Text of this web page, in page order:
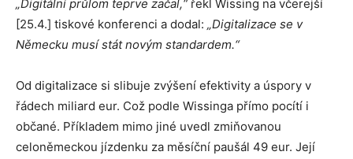
„Digitální průlom teprve začal,“řekl Wissing na včerejší
[25.4.] tiskové konferenci a dodal: „Digitalizace se v
Německu musí stát novým standardem.“
Od digitalizace si slibuje zvýšení efektivity a úspory v
řádech miliard eur. Což podle Wissinga přímo pocítí i
občané. Příkladem mimo jiné uvedl zmiňovanou
celoněmeckou jízdenku za měsíční paušál 49 eur. Její